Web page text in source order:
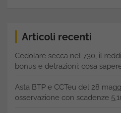
Articoli recenti
Cedolare secca nel 730, il
bonus e detrazioni: cosa
Asta BTP e CCTeu del 28
osservazione con scadenze